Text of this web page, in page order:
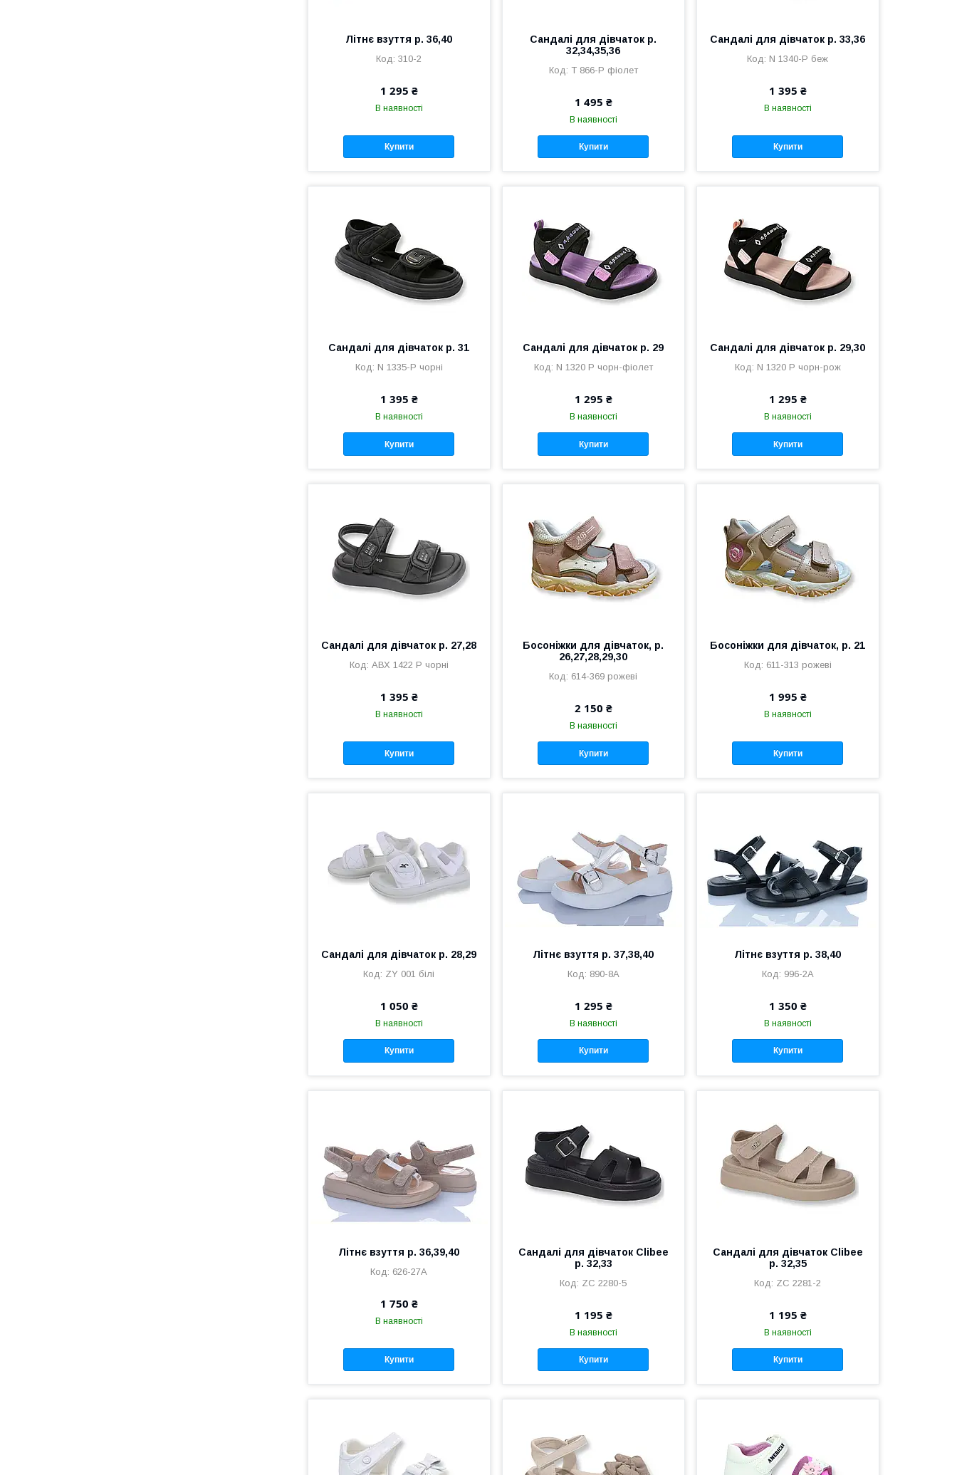
Літнє взуття р. 36,40
310-2
1 295 ₴
В наявності
Купити
Сандалі для дівчаток р.
32,34,35,36
Т 866-Р фіолет
1 495 ₴
В наявності
Купити
Сандалі для дівчаток р. 33,36
N 1340-P беж
1 395 ₴
В наявності
Купити
Сандалі для дівчаток р. 31
N 1335-P чорні
1 395 ₴
В наявності
Купити
Сандалі для дівчаток р. 29
N 1320 P чорн-фіолет
1 295 ₴
В наявності
Купити
Сандалі для дівчаток р. 29,30
N 1320 P чорн-рож
1 295 ₴
В наявності
Купити
Сандалі для дівчаток р. 27,28
АВХ 1422 P чорні
1 395 ₴
В наявності
Купити
Босоніжки для дівчаток, р.
26,27,28,29,30
614-369 рожеві
2 150 ₴
В наявності
Купити
Босоніжки для дівчаток, р. 21
611-313 рожеві
1 995 ₴
В наявності
Купити
Сандалі для дівчаток р. 28,29
ZY 001 білі
1 050 ₴
В наявності
Купити
Літнє взуття р. 37,38,40
890-8A
1 295 ₴
В наявності
Купити
Літнє взуття р. 38,40
996-2А
1 350 ₴
В наявності
Купити
Літнє взуття р. 36,39,40
626-27А
1 750 ₴
В наявності
Купити
Сандалі для дівчаток Clibee
р. 32,33
ZС 2280-5
1 195 ₴
В наявності
Купити
Сандалі для дівчаток Clibee
р. 32,35
ZС 2281-2
1 195 ₴
В наявності
Купити